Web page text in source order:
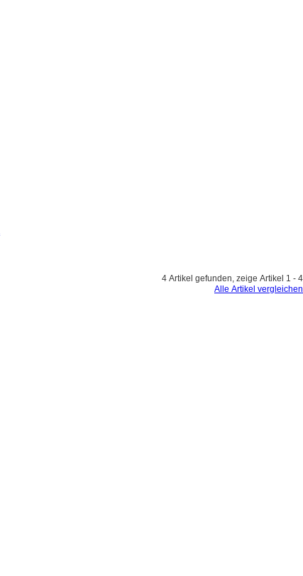
4 Artikel gefunden, zeige Artikel 1 - 4
Alle Artikel vergleichen